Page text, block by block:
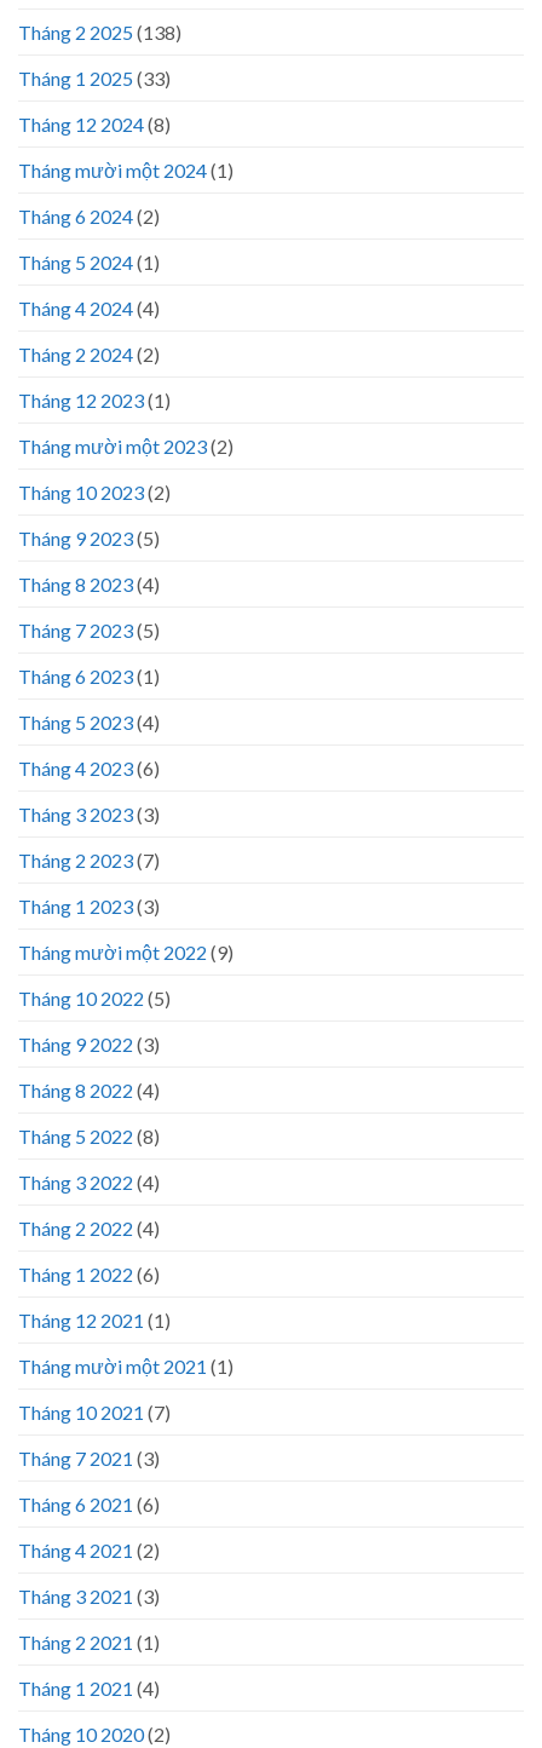
Tháng 2 2025(138)
Tháng 1 2025(33)
Tháng 12 2024(8)
Tháng mười một 2024(1)
Tháng 6 2024(2)
Tháng 5 2024(1)
Tháng 4 2024(4)
Tháng 2 2024(2)
Tháng 12 2023(1)
Tháng mười một 2023(2)
Tháng 10 2023(2)
Tháng 9 2023(5)
Tháng 8 2023(4)
Tháng 7 2023(5)
Tháng 6 2023(1)
Tháng 5 2023(4)
Tháng 4 2023(6)
Tháng 3 2023(3)
Tháng 2 2023(7)
Tháng 1 2023(3)
Tháng mười một 2022 (9)
Tháng 10 2022 (5)
Tháng 9 2022 (3)
Tháng 8 2022 (4)
Tháng 5 2022 (8)
Tháng 3 2022 (4)
Tháng 2 2022 (4)
Tháng 1 2022 (6)
Tháng 12 2021 (1)
Tháng mười một 2021 (1)
Tháng 10 2021 (7)
Tháng 7 2021 (3)
Tháng 6 2021 (6)
Tháng 4 2021 (2)
Tháng 3 2021 (3)
Tháng 2 2021 (1)
Tháng 1 2021 (4)
Tháng 10 2020(2)